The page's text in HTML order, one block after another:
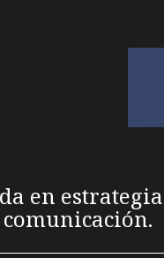
en